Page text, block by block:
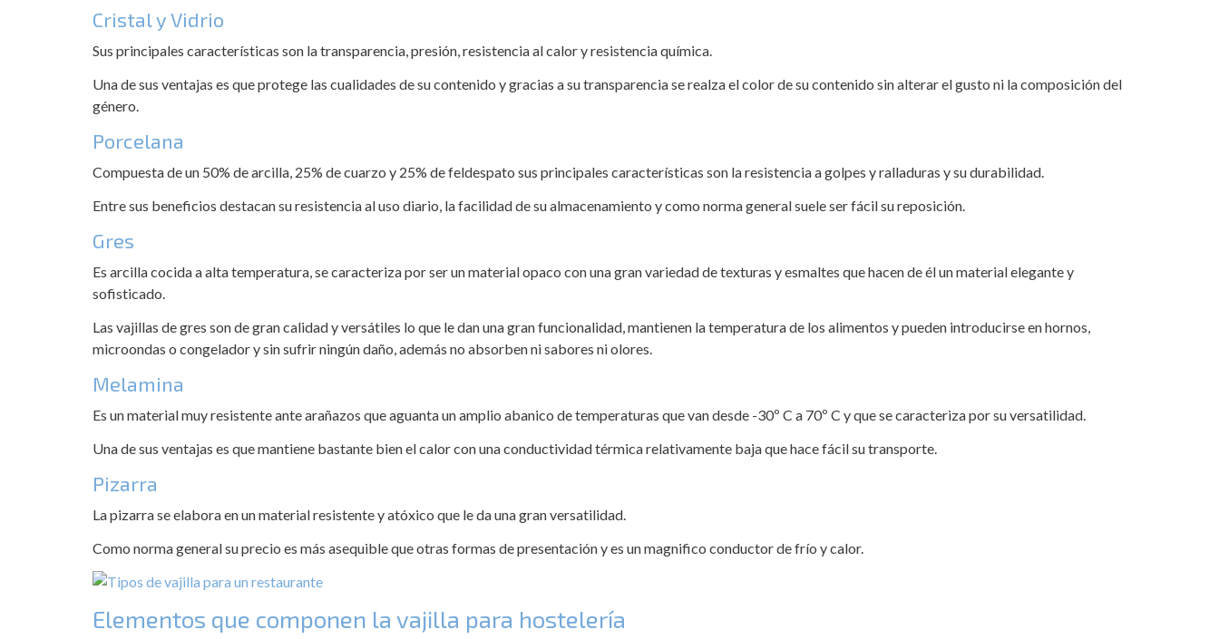
Cristal y Vidrio
Sus principales características son la transparencia, presión, resistencia al calor y resistencia química.
Una de sus ventajas es que protege las cualidades de su contenido y gracias a su transparencia se realza el color de su contenido sin alterar el gusto ni la composición del
género.
Porcelana
Compuesta de un 50% de arcilla, 25% de cuarzo y 25% de feldespato sus principales características son la resistencia a golpes y ralladuras y su durabilidad.
Entre sus beneficios destacan su resistencia al uso diario, la facilidad de su almacenamiento y como norma general suele ser fácil su reposición.
Gres
Es arcilla cocida a alta temperatura, se caracteriza por ser un material opaco con una gran variedad de texturas y esmaltes que hacen de él un material elegante y
sofisticado.
Las vajillas de gres son de gran calidad y versátiles lo que le dan una gran funcionalidad, mantienen la temperatura de los alimentos y pueden introducirse en hornos,
microondas o congelador y sin sufrir ningún daño, además no absorben ni sabores ni olores.
Melamina
Es un material muy resistente ante arañazos que aguanta un amplio abanico de temperaturas que van desde -30º C a 70º C y que se caracteriza por su versatilidad.
Una de sus ventajas es que mantiene bastante bien el calor con una conductividad térmica relativamente baja que hace fácil su transporte.
Pizarra
La pizarra se elabora en un material resistente y atóxico que le da una gran versatilidad.
Como norma general su precio es más asequible que otras formas de presentación y es un magnifico conductor de frío y calor.
Elementos que componen la vajilla para hostelería